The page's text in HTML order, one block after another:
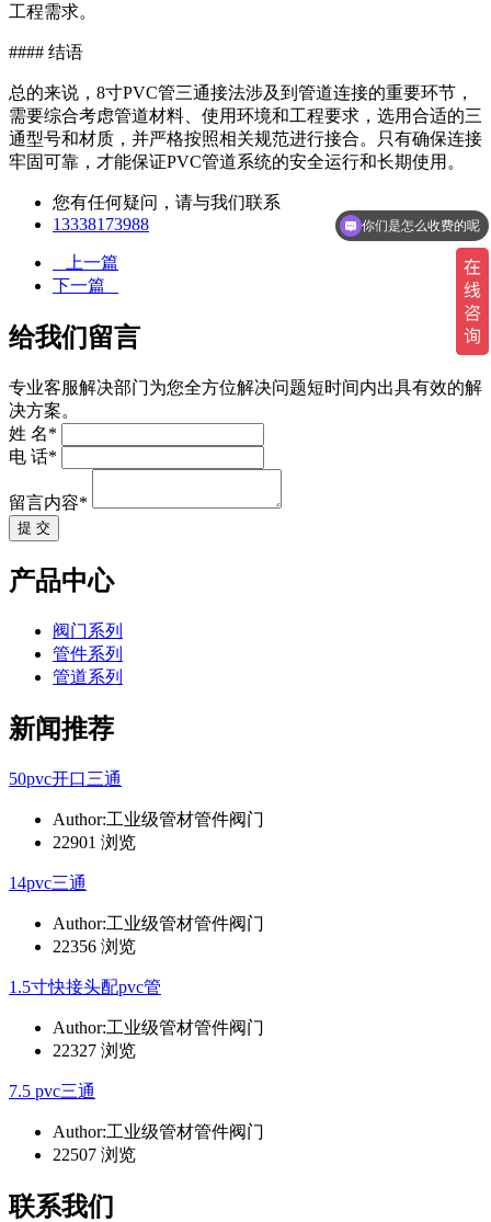
工程需求。
#### 结语
总的来说，8寸PVC管三通接法涉及到管道连接的重要环节，
需要综合考虑管道材料、使用环境和工程要求，选用合适的三
通型号和材质，并严格按照相关规范进行接合。只有确保连接
牢固可靠，才能保证PVC管道系统的安全运行和长期使用。
您有任何疑问，请与我们联系
13338173988
上一篇
下一篇
给我们留言
专业客服解决部门为您全方位解决问题短时间内出具有效的解
决方案。
姓 名*
电 话*
留言内容*
提 交
产品中心
阀门系列
管件系列
管道系列
新闻推荐
50pvc开口三通
Author:工业级管材管件阀门
22901 浏览
14pvc三通
Author:工业级管材管件阀门
22356 浏览
1.5寸快接头配pvc管
Author:工业级管材管件阀门
22327 浏览
7.5 pvc三通
Author:工业级管材管件阀门
22507 浏览
联系我们
你们是怎么收费的呢